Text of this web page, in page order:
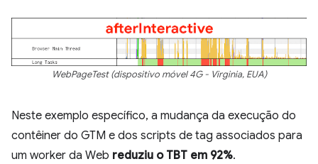
WebPageTest (dispositivo móvel 4G - Virginia, EUA)
Neste exemplo específico, a mudança da execução do
contêiner do GTM e dos scripts de tag associados para
um worker da Web reduziu o TBT em 92%.